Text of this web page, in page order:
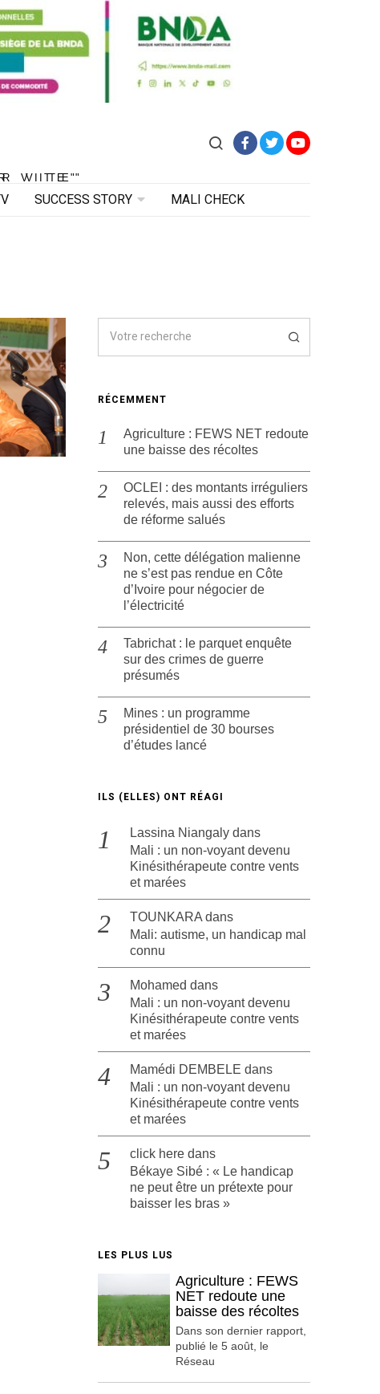
VITE"
VITE"
SUCCESS STORY MALI CHECK
RÉCEMMENT
Agriculture : FEWS NET redoute
une baisse des récoltes
OCLEI : des montants irréguliers
relevés, mais aussi des efforts
de réforme salués
Non, cette délégation malienne
ne s’est pas rendue en Côte
d’Ivoire pour négocier de
l’électricité
Tabrichat : le parquet enquête
sur des crimes de guerre
présumés
Mines : un programme
présidentiel de 30 bourses
d’études lancé
ILS (ELLES) ONT RÉAGI
Lassina Niangaly dans
Mali : un non-voyant devenu
Kinésithérapeute contre vents
et marées
TOUNKARA dans
Mali: autisme, un handicap mal
connu
Mohamed dans
Mali : un non-voyant devenu
Kinésithérapeute contre vents
et marées
Mamédi DEMBELE dans
Mali : un non-voyant devenu
Kinésithérapeute contre vents
et marées
click here dans
Békaye Sibé : « Le handicap
ne peut être un prétexte pour
baisser les bras »
LES PLUS LUS
Agriculture : FEWS
NET redoute une
baisse des récoltes
Dans son dernier rapport,
publié le 5 août, le
Réseau